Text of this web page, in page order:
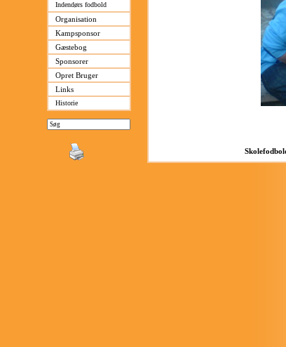
Indendørs fodbold
Organisation
Kampsponsor
Gæstebog
Sponsorer
Opret Bruger
Links
Historie